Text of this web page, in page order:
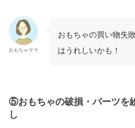
おもちゃママ
おもちゃの買い物失
はうれしいかも！
⑤おもちゃの破損・パーツを
し